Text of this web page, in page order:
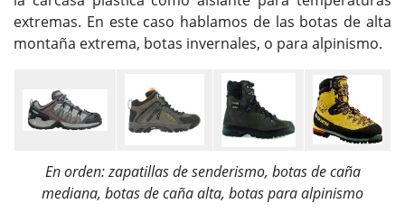
extremas. En este caso hablamos de las botas de alta
montaña extrema, botas invernales, o para alpinismo.
En orden: zapatillas de senderismo, botas de caña
mediana, botas de caña alta, botas para alpinismo